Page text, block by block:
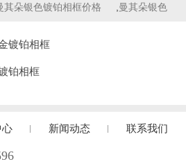
其朵银色镀铂相框价格 曼其朵银色
镀铂相框
铂相框
心 新闻动态 联系我们